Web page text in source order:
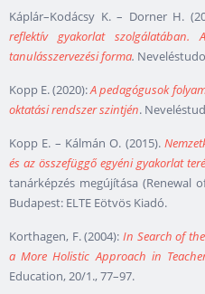
Káplár–Kodácsy K. – Dorner H.
reflektív gyakorlat
tanulásszervezési forma.
Kopp E. (2020):A pedagógusok
oktatási rendszer szintjén.
Kopp E. – Kálmán O. (2015).
és az összefüggő egyéni gyakorlat
tanárképzés megújítása (Renewal
Budapest: ELTE Eötvös Kiadó.
Korthagen, F. (2004): In Search of
a More Holistic Approach in
Education, 20/1., 77–97.